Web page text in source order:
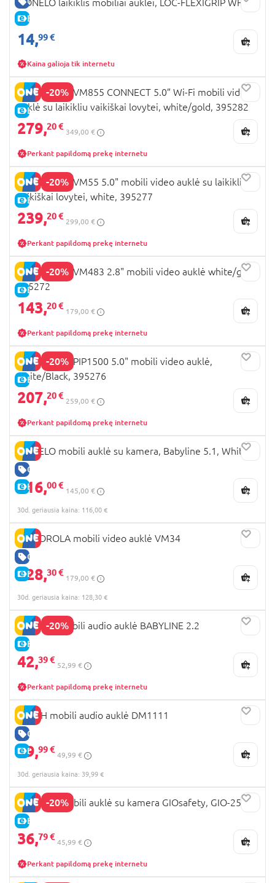
E-KAINA
LIONELO laikiklis mobiliai auklei, LOC-FLEXIGRIP WHITE
14,99 €
Kaina galioja tik internetu
-20%
E-KAINA
MOTOROLA VM855 CONNECT 5.0” Wi-Fi mobili video
auklė su laikikliu vaikiškai lovytei, white/gold, 395282
279,20 €
349,00 €
Perkant papildomą prekę internetu
-20%
E-KAINA
MOTOROLA VM55 5.0" mobili video auklė su laikikliu
vaikiškai lovytei, white, 395277
239,20 €
299,00 €
Perkant papildomą prekę internetu
-20%
E-KAINA
MOTOROLA VM483 2.8" mobili video auklė white/gold,
395272
143,20 €
179,00 €
Perkant papildomą prekę internetu
-20%
E-KAINA
MOTOROLA PIP1500 5.0" mobili video auklė,
white/Black, 395276
207,20 €
259,00 €
Perkant papildomą prekę internetu
GERA KAINA
E-KAINA
LIONELO mobili auklė su kamera, Babyline 5.1, White
116,00 €
145,00 €
30d. geriausia kaina: 116,00 €
GERA KAINA
E-KAINA
MOTOROLA mobili video auklė VM34
128,30 €
179,00 €
30d. geriausia kaina: 128,30 €
-20%
E-KAINA
LIONELO mobili audio auklė BABYLINE 2.2
42,39 €
52,99 €
Perkant papildomą prekę internetu
GERA KAINA
E-KAINA
VTECH mobili audio auklė DM1111
39,99 €
49,99 €
30d. geriausia kaina: 39,99 €
-20%
E-KAINA
INNOGIO mobili auklė su kamera GIOsafety, GIO-250
36,79 €
45,99 €
Perkant papildomą prekę internetu